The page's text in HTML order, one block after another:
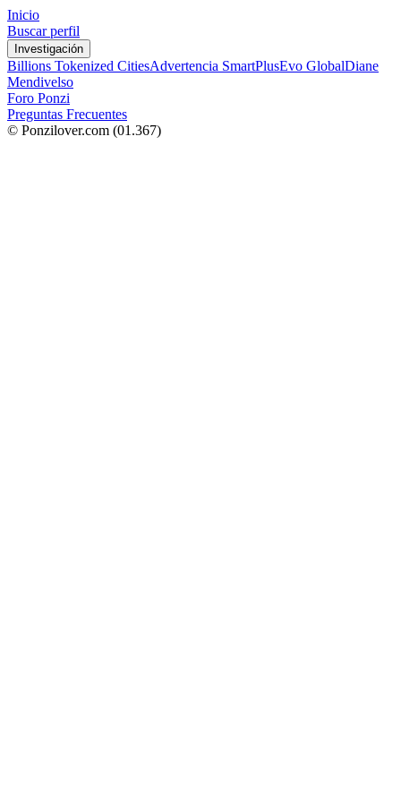
Inicio
Buscar perfil
Investigación
Billions Tokenized CitiesAdvertencia SmartPlusEvo GlobalDiane
Mendivelso
Foro Ponzi
Preguntas Frecuentes
© Ponzilover.com (01.367)